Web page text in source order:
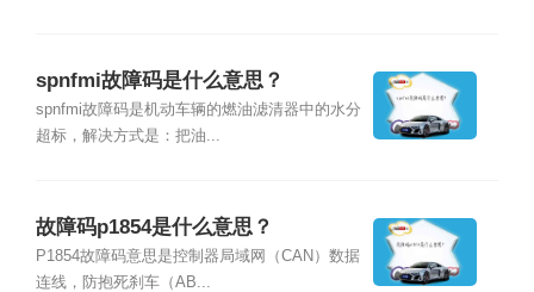
spnfmi故障码是什么意思？
spnfmi故障码是机动车辆的燃油滤清器中的水分
超标，解决方式是：把油...
故障码p1854是什么意思？
P1854故障码意思是控制器局域网（CAN）数据
连线，防抱死刹车（AB...